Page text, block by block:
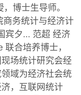
博士生导师。
商务统计与经济计
宾夕... 范超 经济
合培养博士，
场统计研究会经
域为经济社会统
，互联网统计